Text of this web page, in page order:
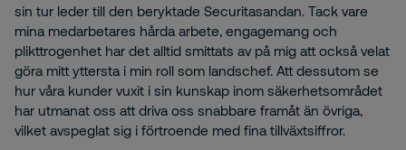
sin tur leder till den beryktade Securitasandan. Tack vare
mina medarbetares hårda arbete, engagemang och
plikttrogenhet har det alltid smittats av på mig att också velat
göra mitt yttersta i min roll som landschef. Att dessutom se
hur våra kunder vuxit i sin kunskap inom säkerhetsområdet
har utmanat oss att driva oss snabbare framåt än övriga,
vilket avspeglat sig i förtroende med fina tillväxtsiffror.